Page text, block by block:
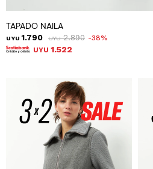
TAPADO NAILA
UYU 1.790 UYU 2.890 38
UYU 1.522